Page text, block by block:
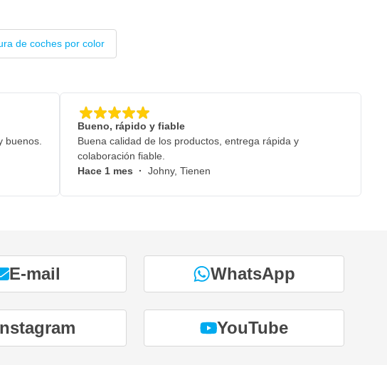
de coches por color
buenos.
Bueno, rápido y fiable
Buena calidad de los productos, entrega rápida y
colaboración fiable.
Hace 1 mes · Johny, Tienen
E-mail WhatsApp
YouTube